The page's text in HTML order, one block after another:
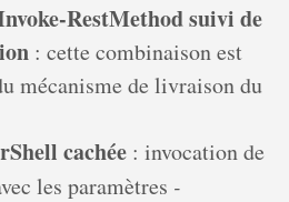
RestMethod suivi de
: cette combinaison est
mécanisme de livraison du
cachée : invocation de
les paramètres -